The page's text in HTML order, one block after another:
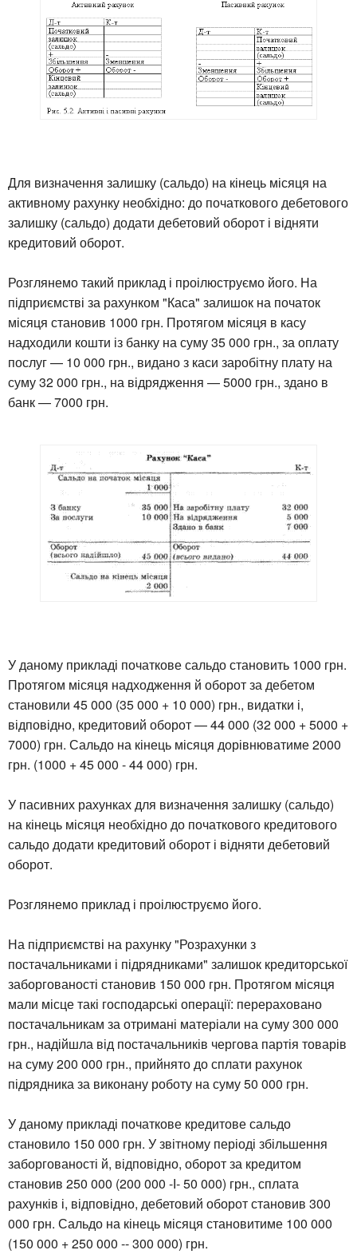
Для визначення залишку (сальдо) на кінець місяця на
активному рахунку необхідно: до початкового дебетового
залишку (сальдо) додати дебетовий оборот і відняти
кредитовий оборот.
Розглянемо такий приклад і проілюструємо його. На
підприємстві за рахунком "Каса" залишок на початок
місяця становив 1000 грн. Протягом місяця в касу
надходили кошти із банку на суму 35 000 грн., за оплату
послуг — 10 000 грн., видано з каси заробітну плату на
суму 32 000 грн., на відрядження — 5000 грн., здано в
банк — 7000 грн.
У даному прикладі початкове сальдо становить 1000 грн.
Протягом місяця надходження й оборот за дебетом
становили 45 000 (35 000 + 10 000) грн., видатки і,
відповідно, кредитовий оборот — 44 000 (32 000 + 5000 +
7000) грн. Сальдо на кінець місяця дорівнюватиме 2000
грн. (1000 + 45 000 - 44 000) грн.
У пасивних рахунках для визначення залишку (сальдо)
на кінець місяця необхідно до початкового кредитового
сальдо додати кредитовий оборот і відняти дебетовий
оборот.
Розглянемо приклад і проілюструємо його.
На підприємстві на рахунку "Розрахунки з
постачальниками і підрядниками" залишок кредиторської
заборгованості становив 150 000 грн. Протягом місяця
мали місце такі господарські операції: перераховано
постачальникам за отримані матеріали на суму 300 000
грн., надійшла від постачальників чергова партія товарів
на суму 200 000 грн., прийнято до сплати рахунок
підрядника за виконану роботу на суму 50 000 грн.
У даному прикладі початкове кредитове сальдо
становило 150 000 грн. У звітному періоді збільшення
заборгованості й, відповідно, оборот за кредитом
становив 250 000 (200 000 -І- 50 000) грн., сплата
рахунків і, відповідно, дебетовий оборот становив 300
000 грн. Сальдо на кінець місяця становитиме 100 000
(150 000 + 250 000 -- 300 000) грн.